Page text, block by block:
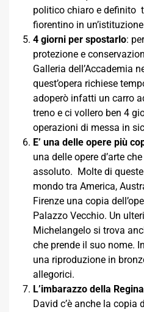
politico chiaro e definito
fiorentino in
4 giorni per spostarlo:
protezione e
Galleria dell’Accademia
quest’opera richiese
adoperò infatti un carro
treno e ci vollero ben 4
operazioni di messa in
E’ una delle opere più
una delle opere d’arte
assoluto. Molte di
mondo tra America,
Firenze una copia
Palazzo Vecchio. Un
Michelangelo si trova
che prende il suo nome.
una riproduzione in
allegorici.
L’imbarazzo della Regina
David c’è anche la